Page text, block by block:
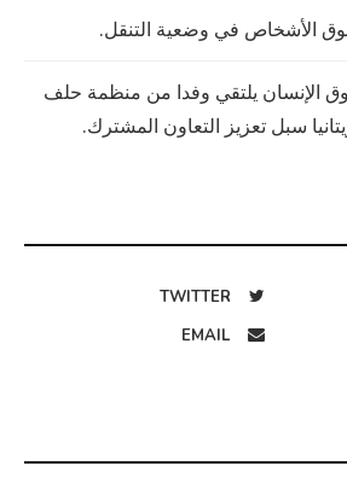
الأشخاص في وضعية التنقل.
الإنسان يلتقي وفدا من منظمة حلف
سبل تعزيز التعاون المشترك.
TWITTER
EMAIL